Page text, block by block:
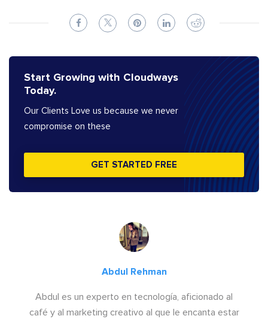
Start Growing with Cloudways
Today.
Our Clients Love us because we never
compromise on these
GET STARTED FREE
Abdul Rehman
Abdul es un experto en tecnología, aficionado al
café y al marketing creativo al que le encanta estar